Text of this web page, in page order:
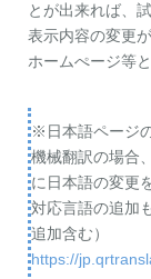
とが出来れば、
表示内容の変更
ホームぺージ等
※日本語ページ
機械翻訳の場合
に日本語の変更
対応言語の追加
追加含む）
https://